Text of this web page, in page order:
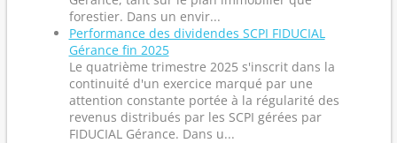
forestier. Dans un envir...
Performance des dividendes SCPI FIDUCIAL
Gérance fin 2025
Le quatrième trimestre 2025 s'inscrit dans la
continuité d'un exercice marqué par une
attention constante portée à la régularité des
revenus distribués par les SCPI gérées par
FIDUCIAL Gérance. Dans u...